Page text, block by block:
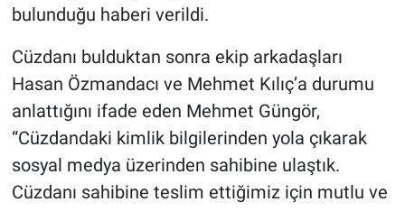
bulunduğu haberi verildi.
Cüzdanı bulduktan sonra ekip arkadaşları
Hasan Özmandacı ve Mehmet Kılıç’a durumu
anlattığını ifade eden Mehmet Güngör,
“Cüzdandaki kimlik bilgilerinden yola çıkarak
sosyal medya üzerinden sahibine ulaştık.
Cüzdanı sahibine teslim ettiğimiz için mutlu ve